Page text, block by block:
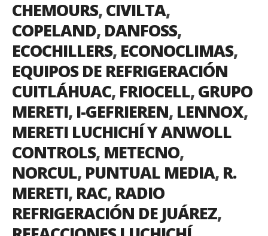
CHEMOURS,CIVILTA,
COPELAND, DANFOSS,
ECOCHILLERS, ECONOCLIMAS,
EQUIPOS DE REFRIGERACIÓN
CUITLÁHUAC, FRIOCELL,GRUPO
MERETI, I-GEFRIEREN, LENNOX,
MERETI LUCHICHÍ Y ANWOLL
CONTROLS, METECNO,
NORCUL, PUNTUAL MEDIA, R.
MERETI, RAC, RADIO
REFRIGERACIÓN DE JUÁREZ,